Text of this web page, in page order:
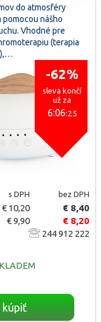
do atmosféry
pomocou nášho
Vhodné pre
(terapia
-62%
sleva končí
už za
6:06:24
s DPH bez DPH
€ 10,20
€ 8,40
€ 9,90
€ 8,20
244 912 222
kúpiť